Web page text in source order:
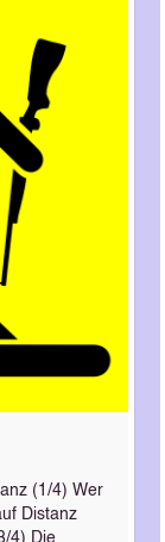
(1/4) Wer
Distanz
4) Die